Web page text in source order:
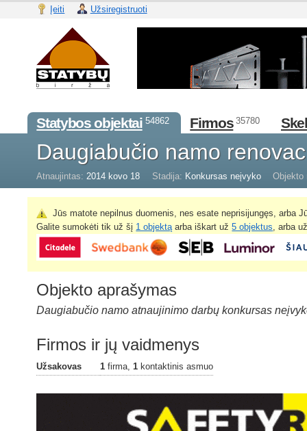
Įeiti Užsiregistruoti
Statybos objektai 54862 Firmos 35780
Daugiabučio namo
Atnaujintas: 2014 kovo 18 Stadija: Konkursas neįvyko Objekto
Jūs matote nepilnus duomenis, nes esate neprisijungęs, arba
Galite sumokėti tik už šį 1 objektą arba iškart už5 objektus , arba
Objekto aprašymas
Daugiabučio namo atnaujinimo darbų konkursas
Firmos ir jų vaidmenys
Užsakovas 1 firma, 1 kontaktinis asmuo